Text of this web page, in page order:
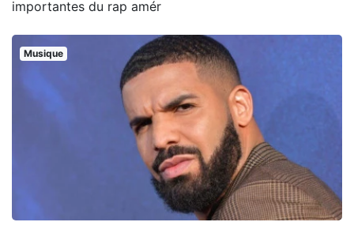
importantes du rap amér
Musique